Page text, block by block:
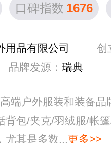
口碑指数 1676
用品有限公司 创
品牌发源： 瑞典
端户外服装和装备
背包/夹克/羽绒服/帐
尤其是多数...更多>>